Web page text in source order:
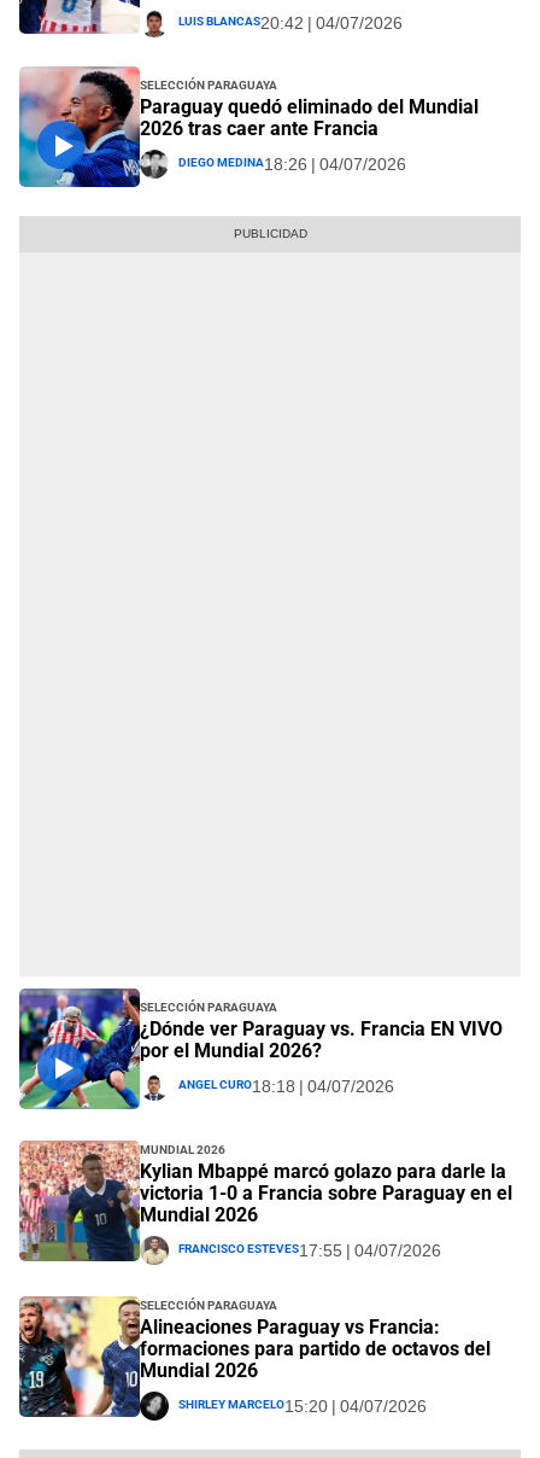
Luis Blancas20:42 | 04/07/2026
Selección Paraguaya
Paraguay quedó eliminado del Mundial
2026 tras caer ante Francia
Diego Medina18:26 | 04/07/2026
Selección Paraguaya
¿Dónde ver Paraguay vs. Francia EN VIVO
por el Mundial 2026?
Angel Curo18:18 | 04/07/2026
Mundial 2026
Kylian Mbappé marcó golazo para darle la
victoria 1-0 a Francia sobre Paraguay en el
Mundial 2026
Francisco Esteves17:55 | 04/07/2026
Selección Paraguaya
Alineaciones Paraguay vs Francia:
formaciones para partido de octavos del
Mundial 2026
Shirley Marcelo15:20 | 04/07/2026